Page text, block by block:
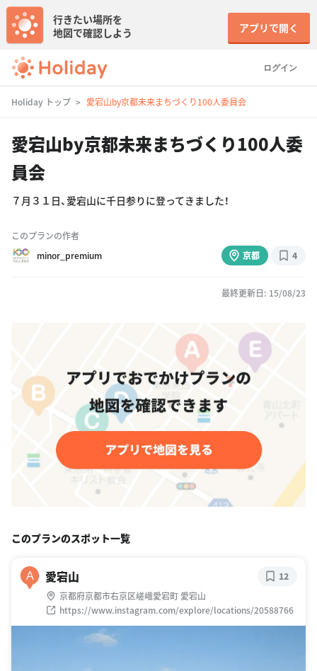
ログイン
行きたい場所を
地図で確認しよう
アプリで開く
Holiday トップ 愛宕山by京都未来まちづくり100人委員会
愛宕山by京都未来まちづくり100人委
員会
７月３１日、愛宕山に千日参りに登ってきました！
このプランの作者
minor_premium
京都 4
最終更新日: 15/08/23
このプランのスポット一覧
A 愛宕山
京都府京都市右京区嵯峨愛宕町 愛宕山
https://www.instagram.com/explore/locations/20588766
12